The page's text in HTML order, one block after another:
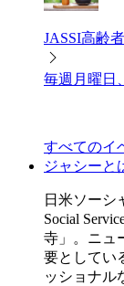
JASSI高齢
毎週月曜日
すべてのイ
ジャシーと
日米ソーシ
Social
寺」。ニュ
要としてい
ッショナル